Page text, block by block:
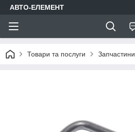
АВТО-ЕЛЕМЕНТ
Товари та послуги Запчастини